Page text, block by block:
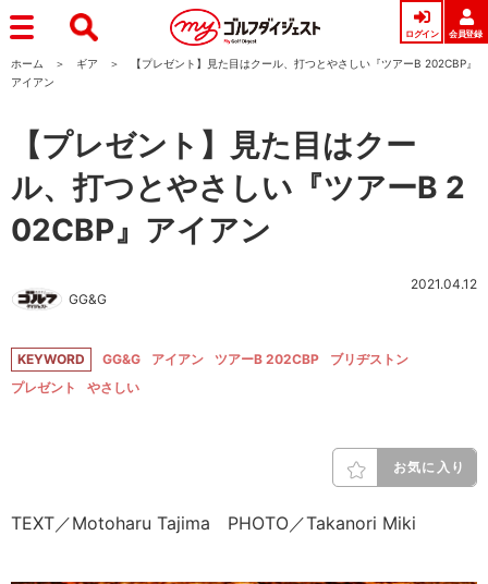
ログイン 会員登録
ホーム ギア
【プレゼント】見た目はクール、打つとやさしい『ツアーB 202CBP』
アイアン
【プレゼント】見た目はクー
ル、打つとやさしい『ツアーB 2
02CBP』アイアン
GG&G
2021.04.12
KEYWORD GG&G アイアン ツアーB 202CBP
ブリヂストン
プレゼント
やさしい
お気に入り
TEXT／Motoharu Tajima PHOTO／Takanori Miki